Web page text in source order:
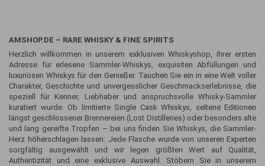
AMSHOP.DE – RARE WHISKY & FINE SPIRITS
Herzlich willkommen in unserem exklusiven Whiskyshop, Ihrer ersten
Adresse für erlesene Sammler-Whiskys, exquisiten Abfüllungen und
luxuriösen Whiskys für den Genießer. Tauchen Sie ein in eine Welt voller
Charakter, Geschichte und unvergesslicher Geschmackserlebnisse, die
speziell für Kenner, Liebhaber und anspruchsvolle Whisky-Sammler
kuratiert wurde. Ob limitierte Single Cask Whiskys, seltene Editionen
längst geschlossener Brennereien (Lost Distilleries) oder besonders alte
und lang gereifte Tropfen – bei uns finden Sie Whiskys, die Sammler-
Herz höherschlagen lassen. Jede Flasche wurde von unseren Experten
sorgfältig ausgewählt und wir legen größten Wert auf Qualität,
Authentizität und eine exklusive Auswahl. Stöbern Sie in unserem